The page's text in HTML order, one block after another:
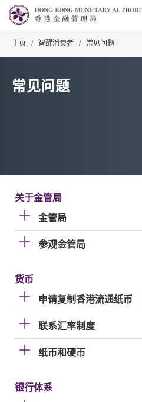
主页 / 智醒消费者 / 常见问题
常见问题
关于金管局
金管局
参观金管局
货币
申请复制香港流通纸币
联系汇率制度
纸币和硬币
银行体系